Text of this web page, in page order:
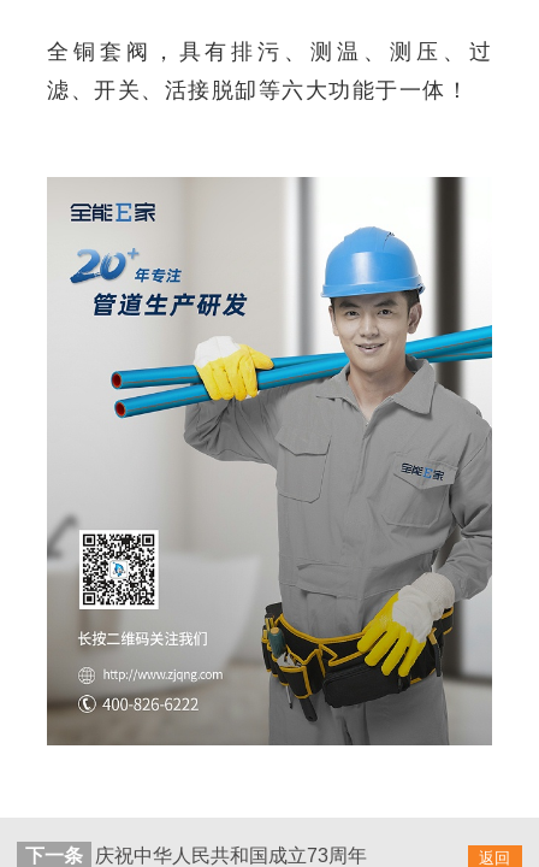
全铜套阀，具有排污、测温、测压、过
滤、开关、活接脱缷等六大功能于一体！
返回
下一条 庆祝中华人民共和国成立73周年